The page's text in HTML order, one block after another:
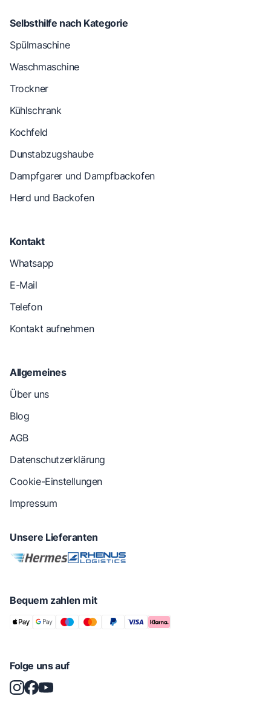
Selbsthilfe nach Kategorie
Spülmaschine
Waschmaschine
Trockner
Kühlschrank
Kochfeld
Dunstabzugshaube
Dampfgarer und Dampfbackofen
Herd und Backofen
Kontakt
Whatsapp
E-Mail
Telefon
Kontakt aufnehmen
Allgemeines
Über uns
Blog
AGB
Datenschutzerklärung
Cookie-Einstellungen
Impressum
Unsere Lieferanten
Bequem zahlen mit
Folge uns auf